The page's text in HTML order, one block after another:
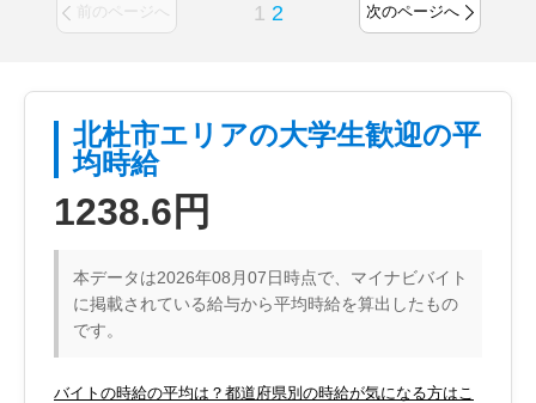
前のページへ 1 2 次のページへ
北杜市エリアの大学生歓迎の平
均時給
1238.6円
本データは2026年08月07日時点で、マイナビバイト
に掲載されている給与から平均時給を算出したもの
です。
バイトの時給の平均は？都道府県別の時給が気になる方はこ